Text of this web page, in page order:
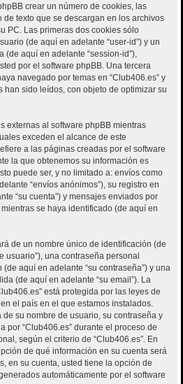
crear un número de cookies, las
texto que se descargan en los archivos
PC. Las primeras dos cookies sólo
(de aquí en adelante “user-id”) y un
(de aquí en adelante “session-id”),
por el software phpBB. Una tercera
navegado por temas en “Club406.es” y
han sido leídos, con objeto de optimizar su
externas al software phpBB mientras
exceden el alcance de este
a las páginas creadas por el software
la que obtenemos su información es
puede ser, y no limitado a: envíos como
“envíos anónimos”), su registro en
“su cuenta”) y mensajes enviados por
se haya identificado (de aquí en
de un nombre único de identificación (de
usuario”), una contraseña personal
aquí en adelante “su contraseña”) y una
(de aquí en adelante “su email”). La
está protegida por las leyes de
el país en el que estamos instalados.
su nombre de usuario, su contraseña y
por “Club406.es” durante el proceso de
según el criterio de “Club406.es”. En
de qué información en su cuenta será
en su cuenta, usted tiene la opción de
automáticamente por el software